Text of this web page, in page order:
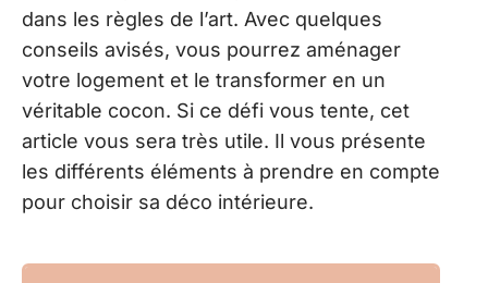
dans les règles de l’art. Avec quelques
conseils avisés, vous pourrez aménager
votre logement et le transformer en un
véritable cocon. Si ce défi vous tente, cet
article vous sera très utile. Il vous présente
les différents éléments à prendre en compte
pour choisir sa déco intérieure.